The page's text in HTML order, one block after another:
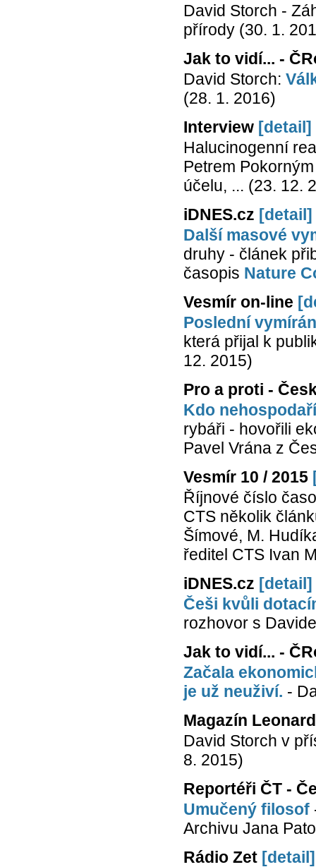
David Storch -
přírody (30. 1.
Jak to vidí... -
David Storch:
(28. 1. 2016)
Interview [detail]
Halucinogenní
Petrem
účelu, ... (23. 12.
iDNES.cz [detail]
Další masové
druhy - článek
časopis Nature
Vesmír on-line
Poslední
která přijal k
12. 2015)
Pro a proti -
Kdo
rybáři - hovořili
Pavel Vrána z
Vesmír 10 / 2015
Říjnové číslo
CTS několik
Šímové, M.
ředitel CTS Ivan
iDNES.cz [detail]
Češi kvůli
rozhovor s
Jak to vidí... -
Začala
je už neuživí. -
Magazín
David Storch v
8. 2015)
Reportéři ČT -
Umučený filosof
Archivu Jana
Rádio Zet [detail]